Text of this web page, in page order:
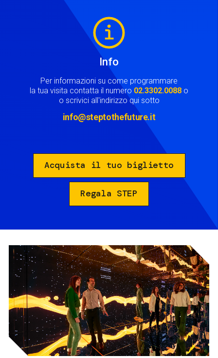
Info
Per informazioni su come programmare
la tua visita contatta il numero 02.3302.0088 o
o scrivici all'indirizzo qui sotto
info@steptothefuture.it
Acquista il tuo biglietto
Regala STEP